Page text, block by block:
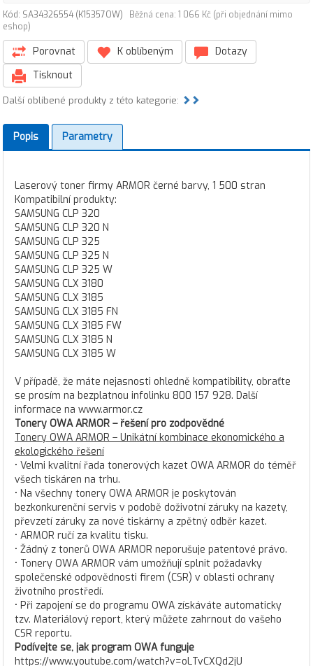
Kód: SA34326554 (K15357OW)
Běžná cena: 1 066 Kč (při objednání mimo
eshop)
Porovnat K oblíbeným
Dotazy
Tisknout
Další oblíbené produkty z této kategorie:
Popis Parametry
Laserový toner firmy ARMOR černé barvy, 1 500 stran
Kompatibilní produkty:
SAMSUNG CLP 320
SAMSUNG CLP 320 N
SAMSUNG CLP 325
SAMSUNG CLP 325 N
SAMSUNG CLP 325 W
SAMSUNG CLX 3180
SAMSUNG CLX 3185
SAMSUNG CLX 3185 FN
SAMSUNG CLX 3185 FW
SAMSUNG CLX 3185 N
SAMSUNG CLX 3185 W
V případě, že máte nejasnosti ohledně kompatibility, obraťte
se prosím na bezplatnou infolinku 800 157 928. Další
informace na www.armor.cz
Tonery OWA ARMOR – řešení pro zodpovědné
Tonery OWA ARMOR – Unikátní kombinace ekonomického a
ekologického řešení
• Velmi kvalitní řada tonerových kazet OWA ARMOR do téměř
všech tiskáren na trhu.
• Na všechny tonery OWA ARMOR je poskytován
bezkonkurenční servis v podobě doživotní záruky na kazety,
převzetí záruky za nové tiskárny a zpětný odběr kazet.
• ARMOR ručí za kvalitu tisku.
• Žádný z tonerů OWA ARMOR neporušuje patentové právo.
• Tonery OWA ARMOR vám umožňují splnit požadavky
společenské odpovědnosti firem (CSR) v oblasti ochrany
životního prostředí.
• Při zapojení se do programu OWA získáváte automaticky
tzv. Materiálový report, který můžete zahrnout do vašeho
CSR reportu.
Podívejte se, jak program OWA funguje
https://www.youtube.com/watch?v=oLTvCXQd2jU